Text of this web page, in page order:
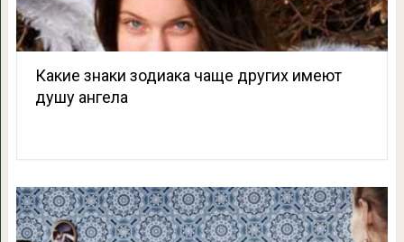
Какие знаки зодиака чаще других имеют
душу ангела